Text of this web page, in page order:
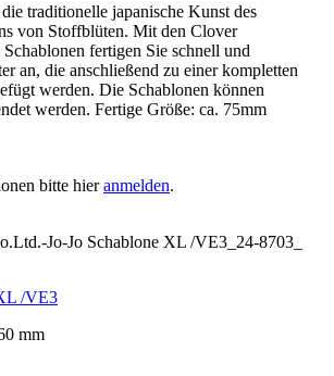
traditionelle japanische Kunst des
von Stoffblüten. Mit den Clover
fertigen Sie schnell und
an, die anschließend zu einer kompletten
werden. Die Schablonen können
werden. Fertige Größe: ca. 75mm
bitte hieranmelden.
/VE3
mm